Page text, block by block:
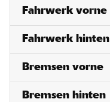
Fahrwerk vorne
Fahrwerk hinten
Bremsen vorne
Bremsen hinten